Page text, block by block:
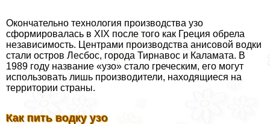
Окончательно технология производства узо
сформировалась в XIX после того как Греция обрела
независимость. Центрами производства анисовой водки
стали остров Лесбос, города Тирнавос и Каламата. В
1989 году название «узо» стало греческим, его могут
использовать лишь производители, находящиеся на
территории страны.
Как пить водку узо